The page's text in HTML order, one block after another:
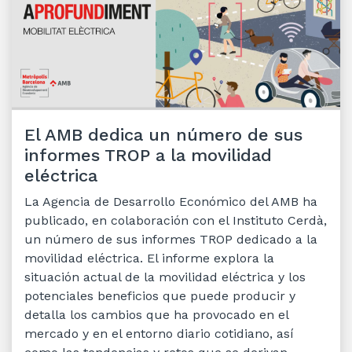
El AMB dedica un número de sus
informes TROP a la movilidad
eléctrica
La Agencia de Desarrollo Económico del AMB ha
publicado, en colaboración con el Instituto Cerdà,
un número de sus informes TROP dedicado a la
movilidad eléctrica. El informe explora la
situación actual de la movilidad eléctrica y los
potenciales beneficios que puede producir y
detalla los cambios que ha provocado en el
mercado y en el entorno diario cotidiano, así